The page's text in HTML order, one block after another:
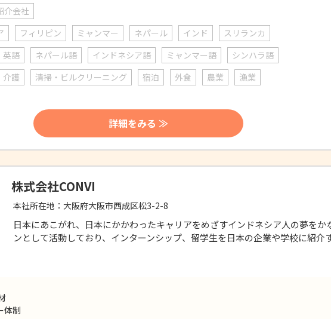
介会社
フィリピン ミャンマー ネパール インド
スリランカ
英語 ネパール語 インドネシア語 ミャンマー語
シンハラ語
介護 清掃・ビルクリーニング 宿泊 外食 農業 漁業
詳細をみる ≫
株式会社CONVI
本社所在地： 大阪府大阪市西成区松3-2-8
日本にあこがれ、日本にかかわったキャリアをめざすインドネシア人の夢をか
ンとして活動しており、インターンシップ、留学生を日本の企業や学校に紹介
体制